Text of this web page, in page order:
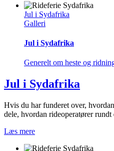
Jul i Sydafrika
Galleri
Jul i Sydafrika
Generelt om heste og
Jul i Sydafrika
Hvis du har funderet over,
dele, hvordan rideoperatører
Læs mere